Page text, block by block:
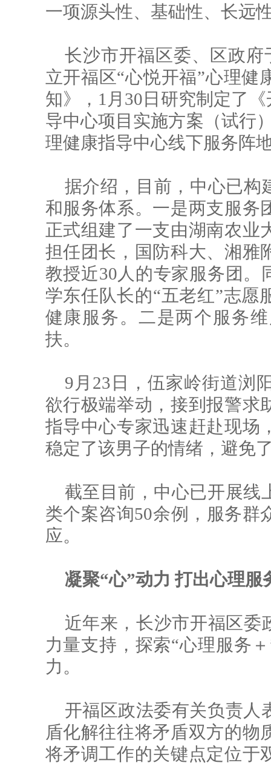
一项源头性、基础性、长远
长沙市开福区委、区政府
立开福区“心悦开福”心理健
知》，1月30日研究制定了
导中心项目实施方案（试行
理健康指导中心线下服务阵
据介绍，目前，中心已构
和服务体系。一是两支服
正式组建了一支由湖南农业
担任团长，国防科大、湘雅
教授近30人的专家服务团。
学东任队长的“五老红”志愿
健康服务。二是两个服务
扶。
9月23日，伍家岭街道浏
欲行极端举动，接到报警求
指导中心专家迅速赶赴现场
稳定了该男子的情绪，避免
截至目前，中心已开展线
类个案咨询50余例，服务群
应。
凝聚“心”动力 打出心理服
近年来，长沙市开福区委
力量支持，探索“心理服务
力。
开福区政法委有关负责人
盾化解往往将矛盾双方的物
将矛调工作的关键点定位于